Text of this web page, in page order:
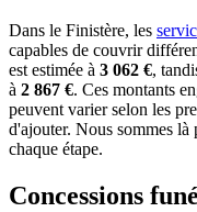
Dans le Finistère, les
capables de couvrir
est estimée à 3 062 €,
à 2 867 €. Ces montants
peuvent varier selon les
d'ajouter. Nous sommes là
chaque étape.
Concessions